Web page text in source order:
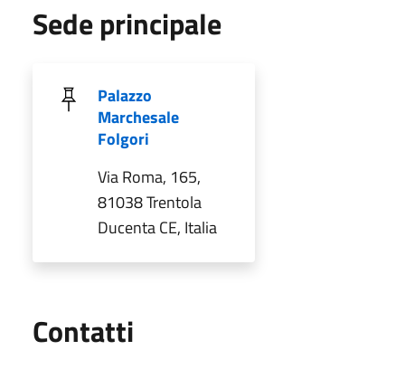
Sede principale
Palazzo
Marchesale
Folgori
Via Roma, 165,
81038 Trentola
Ducenta CE, Italia
Contatti